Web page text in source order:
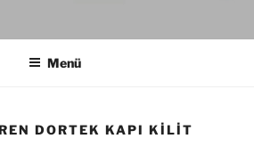
Menü
DORTEK KAPI KILIT